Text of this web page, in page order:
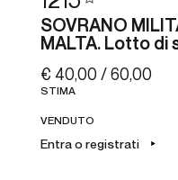
SOVRANO
MALTA. Lotto di
€ 40,00 / 60,00
STIMA
VENDUTO
Entra o registrati